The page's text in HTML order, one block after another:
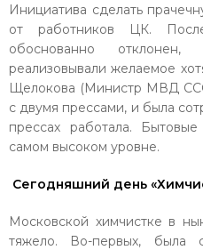
Инициатива сделать
от работников ЦК.
обоснованно отклонен,
реализовывали желаемое
Щелокова (Министр МВД
с двумя прессами, и была
прессах работала.
самом высоком уровне.
Сегодняшний день
Московской химчистке в
тяжело. Во-первых, была